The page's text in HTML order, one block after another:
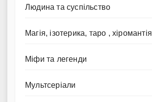
Людина та суспільство
Магія, ізотерика, таро , хіромантія
Міфи та легенди
Мультсеріали